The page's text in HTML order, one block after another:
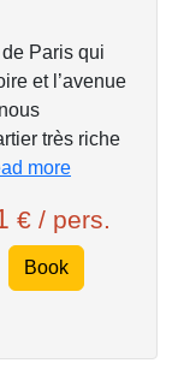
Paris qui
et l’avenue
très riche
more
€ / pers.
Book